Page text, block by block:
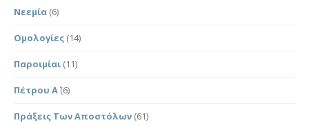
Νεεμία (6)
Ομολογίες (14)
Παροιμίαι (11)
Πέτρου Α΄(6)
Πράξεις Των Αποστόλων (61)